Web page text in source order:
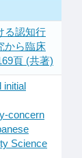
る認知行
から臨床
頁 (共著)
initial
concern
Science